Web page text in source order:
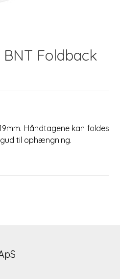
Foldback
Håndtagene kan foldes
til ophængning.